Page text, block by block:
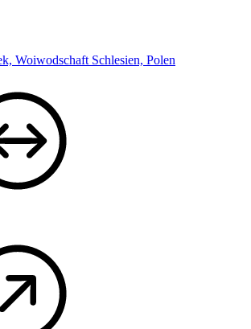
Woiwodschaft Schlesien, Polen